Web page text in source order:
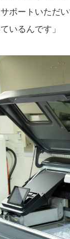
ポートいただ
いるんです」